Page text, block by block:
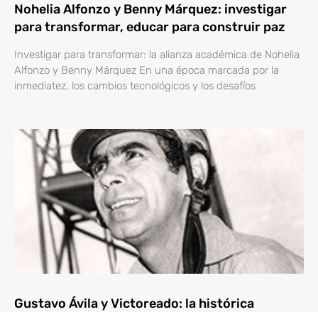
Nohelia Alfonzo y Benny Márquez: investigar
para transformar, educar para construir paz
Investigar para transformar: la alianza académica de Nohelia
Alfonzo y Benny Márquez En una época marcada por la
inmediatez, los cambios tecnológicos y los desafíos
Gustavo Ávila y Victoreado: la histórica